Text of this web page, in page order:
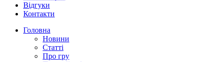
Відгуки
Контакти
Головна
Новини
Статті
Про гру